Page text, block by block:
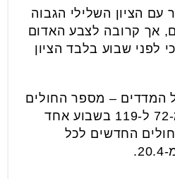
עם הציון השלילי הגבוה
אך קרובה לצבע האדום
כי לפני שבוע בלבד הציון
המדדים – מספר החולים
הפעילים בעיר זינק מ-72 ל-119 בשבוע אחד
החדשים לכל